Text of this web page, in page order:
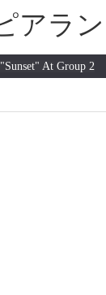
アラ
At Group 2